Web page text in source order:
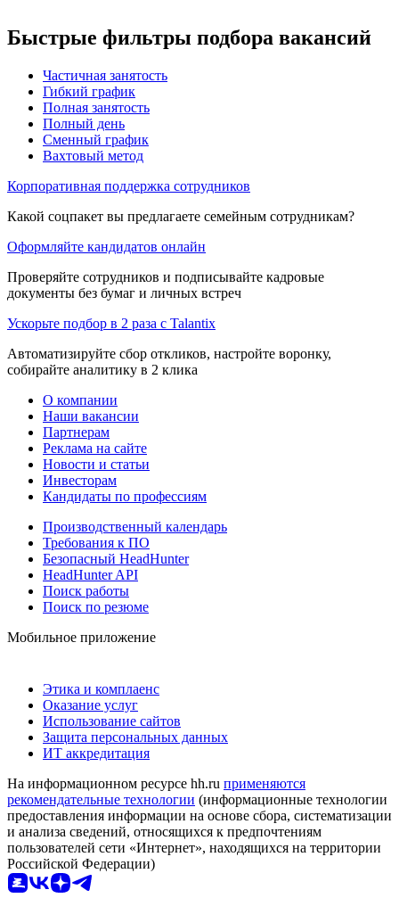
Быстрые фильтры подбора вакансий
Частичная занятость
Гибкий график
Полная занятость
Полный день
Сменный график
Вахтовый метод
Корпоративная поддержка сотрудников
Какой соцпакет вы предлагаете семейным сотрудникам?
Оформляйте кандидатов онлайн
Проверяйте сотрудников и подписывайте кадровые
документы без бумаг и личных встреч
Ускорьте подбор в 2 раза с Talantix
Автоматизируйте сбор откликов, настройте воронку,
собирайте аналитику в 2 клика
О компании
Наши вакансии
Партнерам
Реклама на сайте
Новости и статьи
Инвесторам
Кандидаты по профессиям
Производственный календарь
Требования к ПО
Безопасный HeadHunter
HeadHunter API
Поиск работы
Поиск по резюме
Мобильное приложение
Этика и комплаенс
Оказание услуг
Использование сайтов
Защита персональных данных
ИТ аккредитация
На информационном ресурсе hh.ru применяются
рекомендательные технологии (информационные технологии
предоставления информации на основе сбора, систематизации
и анализа сведений, относящихся к предпочтениям
пользователей сети «Интернет», находящихся на территории
Российской Федерации)